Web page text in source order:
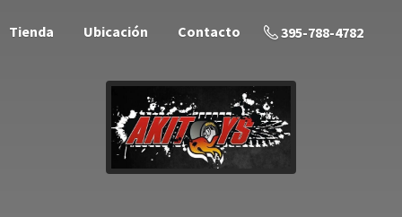
Tienda Ubicación Contacto 395-788-4782